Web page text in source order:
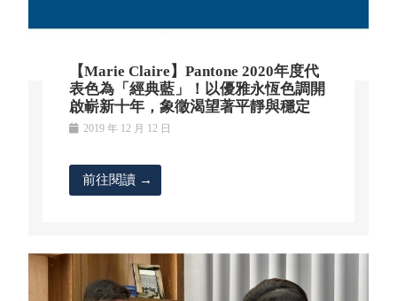
【Marie Claire】Pantone 2020年度代
表色為「經典藍」！以優雅永恆色調開
啟嶄新十年，象徵渴望著平靜與穩定
2019 年 12 月 12 日
前往閱讀 →